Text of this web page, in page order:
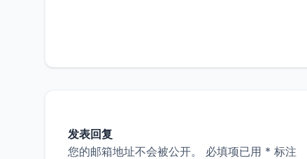
发表回复
您的邮箱地址不会被公开。
必填项已用 * 标注